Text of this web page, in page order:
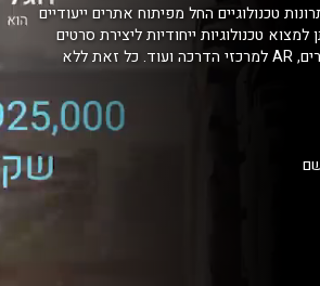
טכנולוגיים החל מפיתוח אתרים ייעודיים
טכנולוגיות ייחודיות ליצירת סרטים
פרסונליים ודינאמים, חוויות VR למרכזי מבקרים, AR למרכזי הדרכה ועוד. כל זאת ללא